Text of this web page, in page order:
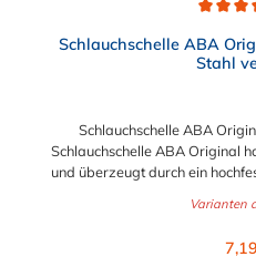
Schlauchschelle ABA
Stahl
Schlauchschelle ABA
Schlauchschelle ABA Original
und überzeugt durch ein
Bandinnenseite werden
hat einen wählbaren
Varianten